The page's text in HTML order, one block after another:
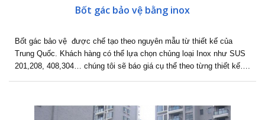
Bốt gác bảo vệ bằng inox
Bốt gác bảo vệ được chế tạo theo nguyên mẫu từ thiết kế của
Trung Quốc. Khách hàng có thể lựa chọn chủng loại Inox như SUS
201,208, 408,304… chúng tôi sẽ báo giá cụ thể theo từng thiết kế….